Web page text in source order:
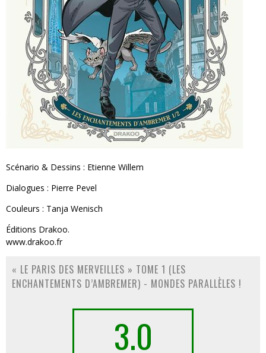
Scénario & Dessins : Etienne Willem
Dialogues : Pierre Pevel
Couleurs : Tanja Wenisch
Éditions Drakoo.
www.drakoo.fr
« LE PARIS DES MERVEILLES » TOME 1 (LES
ENCHANTEMENTS D’AMBREMER) - MONDES PARALLÈLES !
3.0